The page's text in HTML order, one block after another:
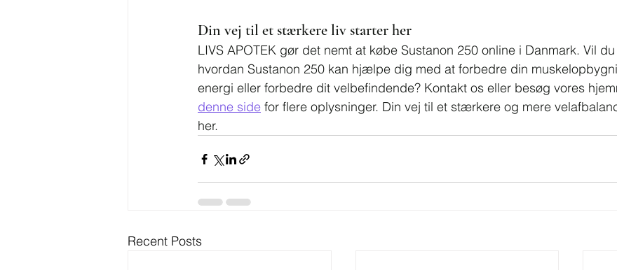
Din vej til et stærkere liv starter her
LIVS APOTEK gør det nemt at købe Sustanon 250 online i Danmark. Vil
hvordan Sustanon 250 kan hjælpe dig med at forbedre din
energi eller forbedre dit velbefindende? Kontakt os eller besøg vores
denne side for flere oplysninger. Din vej til et stærkere og mere
her.
Recent Posts